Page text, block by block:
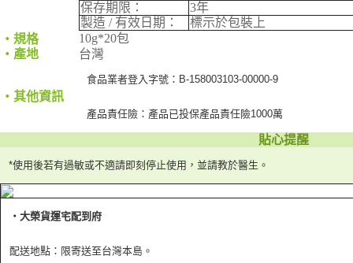
保存期限：
3年
製造 / 有效日期：
標示於包裝上
‧規格
10g*20包
‧產地
台灣
‧其他資訊
食品業者登入字號：B-158003103-00000-9
產品責任險：產品已投保產品責任險1000萬
貼心提醒
*使用後若有過敏或不適請即刻停止使用，並請教於醫生。
‧大榮貨運宅配到府
配送地點：限寄送至台灣本島。